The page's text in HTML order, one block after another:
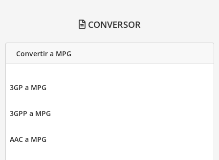
CONVERSOR
Convertir a MPG
3GP a MPG
3GPP a MPG
AAC a MPG